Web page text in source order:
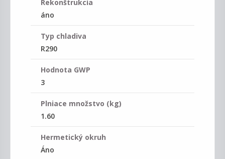
Rekonštrukcia
áno
Typ chladiva
R290
Hodnota GWP
3
Plniace množstvo (kg)
1.60
Hermetický okruh
Áno